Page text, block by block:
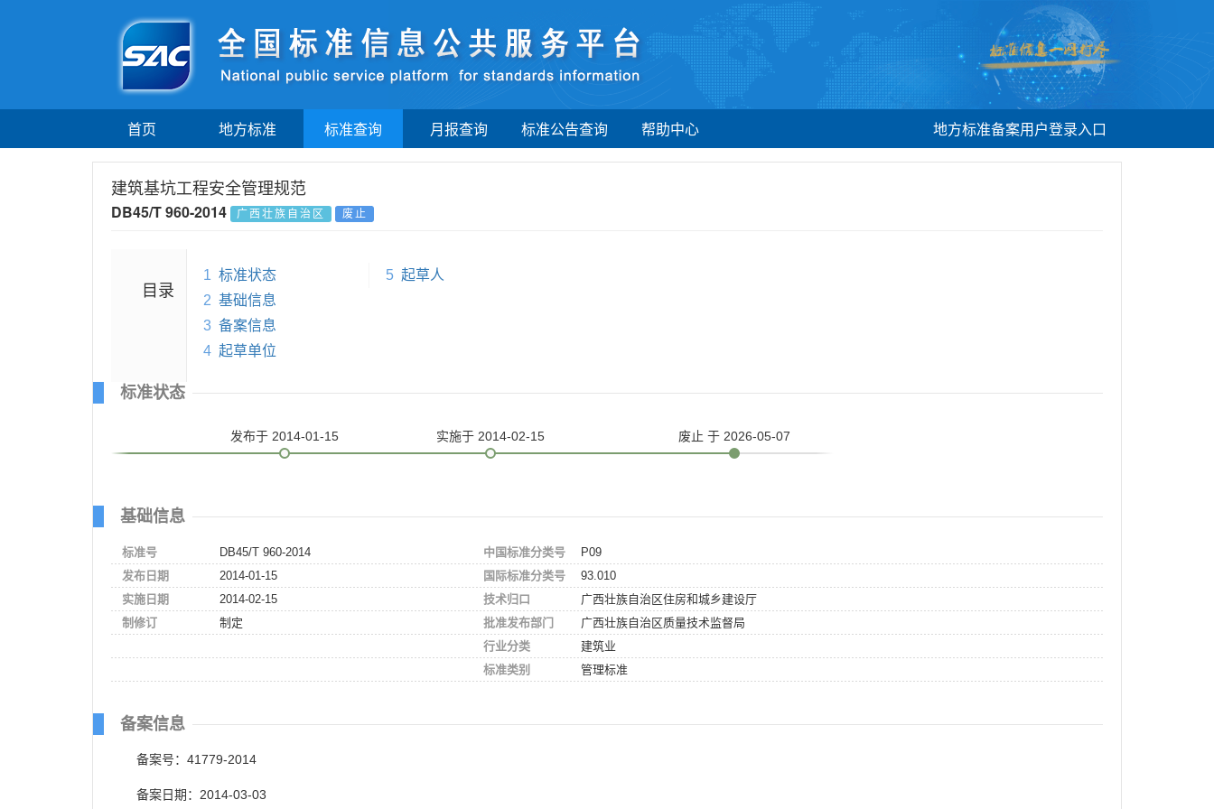
首页 地方标准 标准查询 月报查询 标准公告查询 帮助中心 地方标准备案用户登录入口
建筑基坑工程安全管理规范
DB45/T 960-2014 广西壮族自治区 废止
目录
1 标准状态
2 基础信息
3 备案信息
4 起草单位
5 起草人
标准状态
发布于 2014-01-15 实施于 2014-02-15 废止 于 2026-05-07
基础信息
标准号
DB45/T 960-2014
发布日期
2014-01-15
实施日期
2014-02-15
制修订
制定
中国标准分类号
P09
国际标准分类号
93.010
技术归口
广西壮族自治区住房和城乡建设厅
批准发布部门
广西壮族自治区质量技术监督局
行业分类
建筑业
标准类别
管理标准
备案信息
备案号：41779-2014
备案日期：2014-03-03